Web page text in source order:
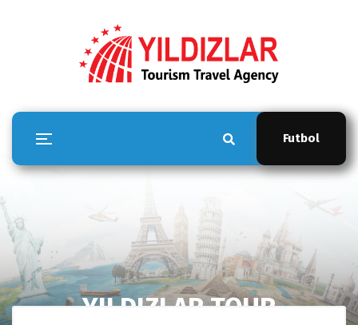
Futbol
YILDIZLAR TOUR